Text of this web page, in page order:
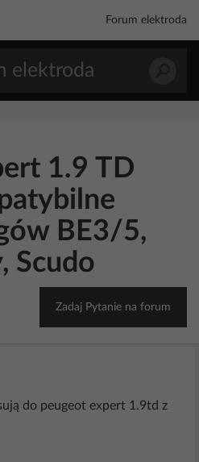
Forum elektroda
1.9 TD
BE3/5,
Scudo
Zadaj Pytanie na forum
do peugeot expert 1.9td z